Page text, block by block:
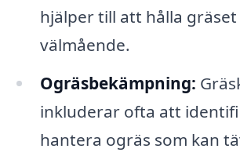
hjälper till att hålla
välmående.
Ogräsbekämpning:
inkluderar ofta att
hantera ogräs som kan